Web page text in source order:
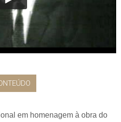
em homenagem à obra do